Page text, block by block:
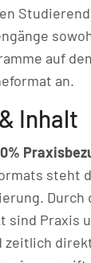
auf
an.
Inhalt
steht
Durch
sind Praxis
zeitlich